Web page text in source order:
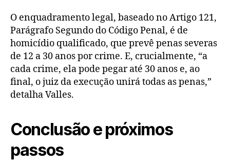
O enquadramento legal, baseado no Artigo 121,
Parágrafo Segundo do Código Penal, é de
homicídio qualificado, que prevê penas severas
de 12 a 30 anos por crime. E, crucialmente, “a
cada crime, ela pode pegar até 30 anos e, ao
final, o juiz da execução unirá todas as penas,”
detalha Valles.
Conclusão e próximos
passos